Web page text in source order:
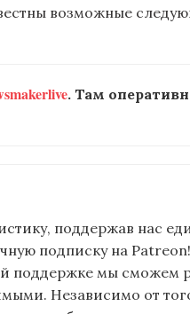
возможные
. Там
поддержав нас
подписку на
поддержке мы сможем
Независимо от